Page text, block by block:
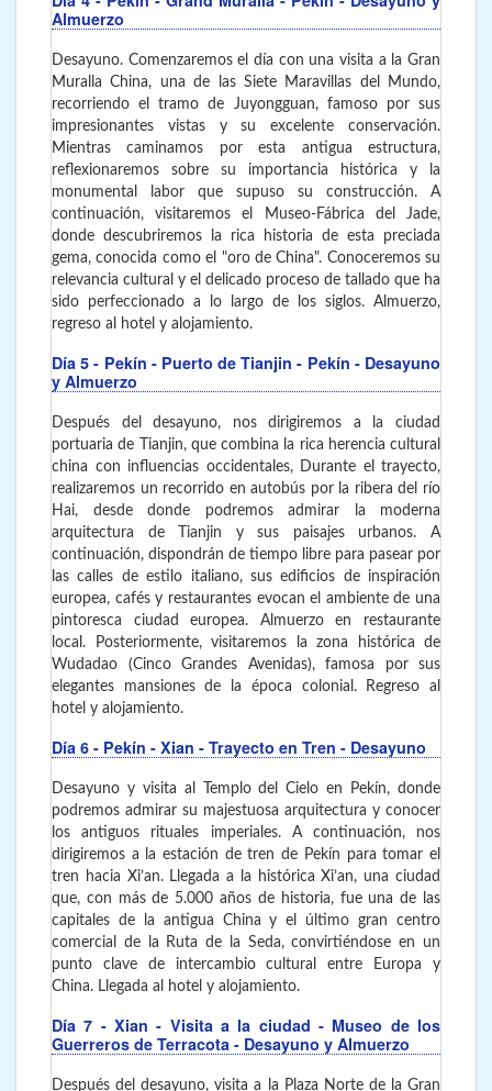
Almuerzo
Desayuno. Comenzaremos el día con una visita a la Gran
Muralla China, una de las Siete Maravillas del Mundo,
recorriendo el tramo de Juyongguan, famoso por sus
impresionantes vistas y su excelente conservación.
Mientras caminamos por esta antigua estructura,
reflexionaremos sobre su importancia histórica y la
monumental labor que supuso su construcción. A
continuación, visitaremos el Museo-Fábrica del Jade,
donde descubriremos la rica historia de esta preciada
gema, conocida como el "oro de China". Conoceremos su
relevancia cultural y el delicado proceso de tallado que ha
sido perfeccionado a lo largo de los siglos. Almuerzo,
regreso al hotel y alojamiento.
Día 5 - Pekín - Puerto de Tianjin - Pekín - Desayuno
y Almuerzo
Después del desayuno, nos dirigiremos a la ciudad
portuaria de Tianjin, que combina la rica herencia cultural
china con influencias occidentales, Durante el trayecto,
realizaremos un recorrido en autobús por la ribera del río
Hai, desde donde podremos admirar la moderna
arquitectura de Tianjin y sus paisajes urbanos. A
continuación, dispondrán de tiempo libre para pasear por
las calles de estilo italiano, sus edificios de inspiración
europea, cafés y restaurantes evocan el ambiente de una
pintoresca ciudad europea. Almuerzo en restaurante
local. Posteriormente, visitaremos la zona histórica de
Wudadao (Cinco Grandes Avenidas), famosa por sus
elegantes mansiones de la época colonial. Regreso al
hotel y alojamiento.
Día 6 - Pekín - Xian - Trayecto en Tren - Desayuno
Desayuno y visita al Templo del Cielo en Pekín, donde
podremos admirar su majestuosa arquitectura y conocer
los antiguos rituales imperiales. A continuación, nos
dirigiremos a la estación de tren de Pekín para tomar el
tren hacia Xi’an. Llegada a la histórica Xi’an, una ciudad
que, con más de 5.000 años de historia, fue una de las
capitales de la antigua China y el último gran centro
comercial de la Ruta de la Seda, convirtiéndose en un
punto clave de intercambio cultural entre Europa y
China. Llegada al hotel y alojamiento.
Día 7 - Xian- Visita a la ciudad - Museo de los
Guerreros de Terracota - Desayuno y Almuerzo
Después del desayuno, visita a la Plaza Norte de la Gran